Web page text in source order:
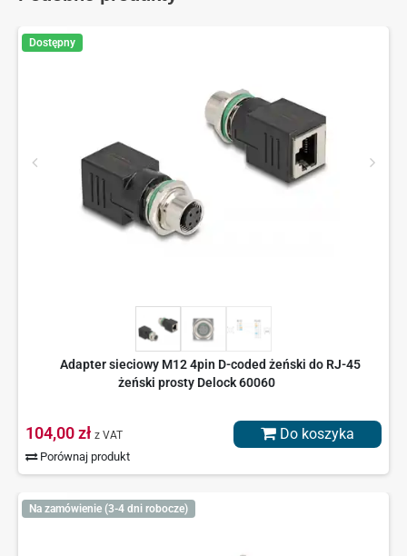
Dostępny
Adapter sieciowy M12 4pin D-coded żeński do RJ-45
żeński prosty Delock 60060
104,00 zł z VAT
Porównaj produkt
Do koszyka
Na zamówienie (3-4 dni robocze)